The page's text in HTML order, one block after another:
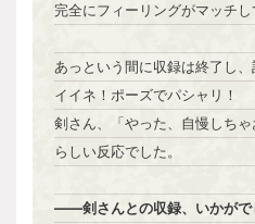
完全にフィーリングがマッチし
あっという間に収録は終了し、
イイネ！ポーズでパシャリ！
剣さん、「やった、自慢しち
らしい反応でした。
――剣さんとの収録、いかがで